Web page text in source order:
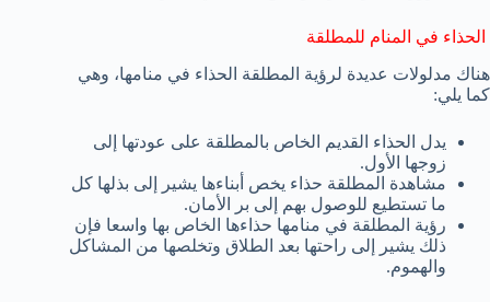
الحذاء في المنام للمطلقة
هناك مدلولات عديدة لرؤية المطلقة الحذاء في منامها، وهي
كما يلي:
يدل الحذاء القديم الخاص بالمطلقة على عودتها إلى
زوجها الأول.
مشاهدة المطلقة حذاء يخص أبناءها يشير إلى بذلها كل
ما تستطيع للوصول بهم إلى بر الأمان.
رؤية المطلقة في منامها حذاءها الخاص بها واسعا فإن
ذلك يشير إلى راحتها بعد الطلاق وتخلصها من المشاكل
والهموم.